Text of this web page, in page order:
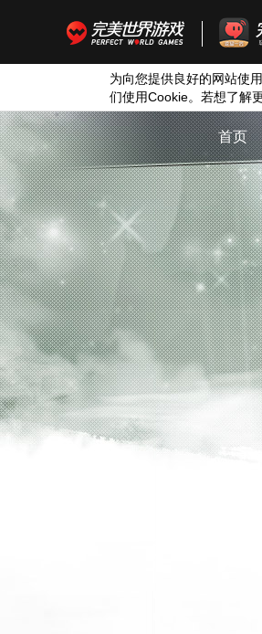
为向您提供良好的网站使
们使用Cookie。若想了解
首页